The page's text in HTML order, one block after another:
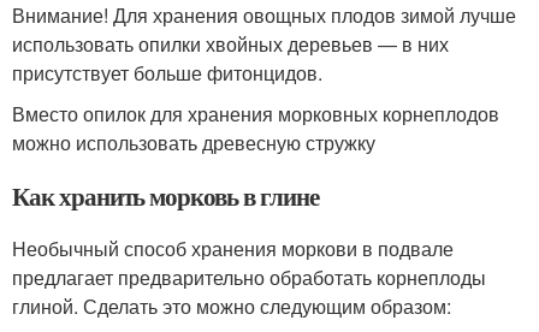
Внимание! Для хранения овощных плодов зимой лучше
использовать опилки хвойных деревьев — в них
присутствует больше фитонцидов.
Вместо опилок для хранения морковных корнеплодов
можно использовать древесную стружку
Как хранить морковь в глине
Необычный способ хранения моркови в подвале
предлагает предварительно обработать корнеплоды
глиной. Сделать это можно следующим образом: